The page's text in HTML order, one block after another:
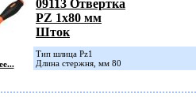
09113 Отвертка
PZ 1х80 мм
Шток
Тип шлица Pz1
Длина стержня, мм 80